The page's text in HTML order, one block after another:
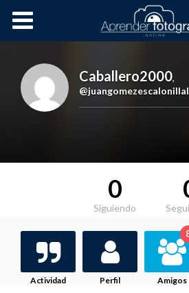
Cursos OnLine
Caballero2000,
0
Siguiendo
Actividad Perfil Amigos